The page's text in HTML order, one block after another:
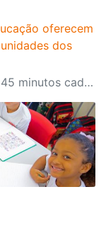
oferecem
dos
Com até três encontros semanais de 45 minutos cada, o programa pretende impactar cerca de 5 mil estudantes do 6º ao 9º ano do Ensino Fundamental